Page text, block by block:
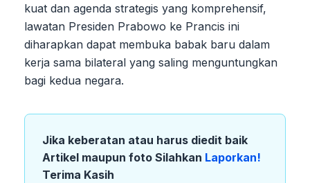
kuat dan agenda strategis yang komprehensif,
lawatan Presiden Prabowo ke Prancis ini
diharapkan dapat membuka babak baru dalam
kerja sama bilateral yang saling menguntungkan
bagi kedua negara.
Jika keberatan atau harus diedit baik
Artikel maupun foto Silahkan Laporkan!
Terima Kasih